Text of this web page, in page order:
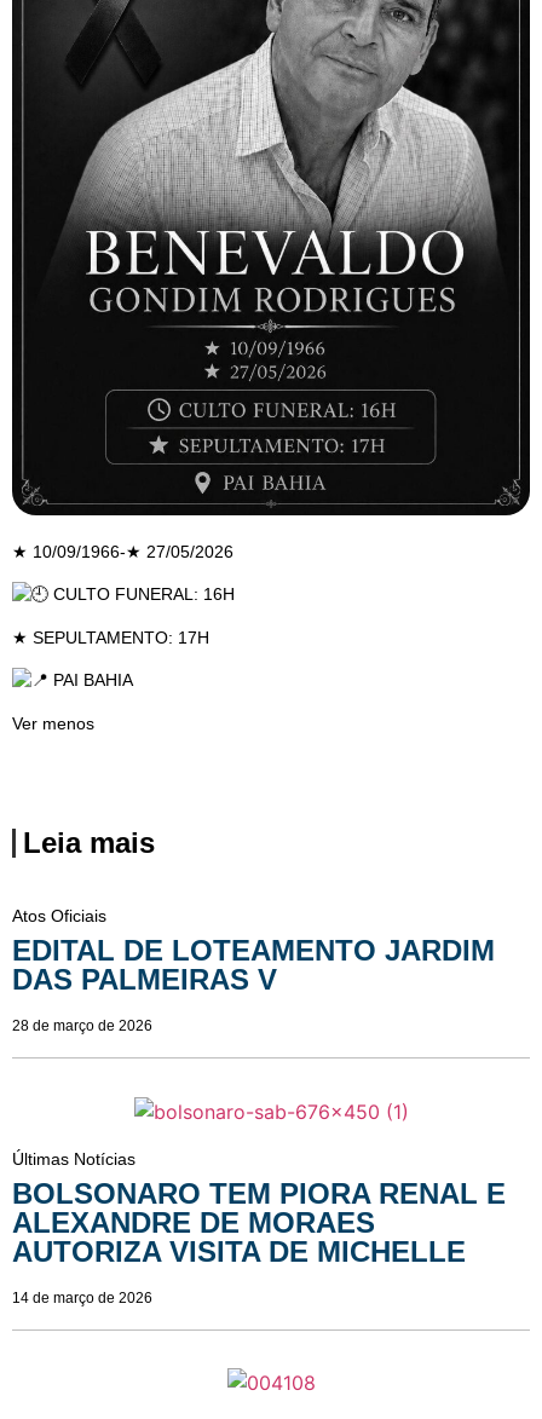
★ 10/09/1966-★ 27/05/2026
CULTO FUNERAL: 16H
★ SEPULTAMENTO: 17H
PAI BAHIA
Ver menos
Leia mais
Atos Oficiais
EDITAL DE LOTEAMENTO JARDIM
DAS PALMEIRAS V
28 de março de 2026
Últimas Notícias
BOLSONARO TEM PIORA RENAL E
ALEXANDRE DE MORAES
AUTORIZA VISITA DE MICHELLE
14 de março de 2026